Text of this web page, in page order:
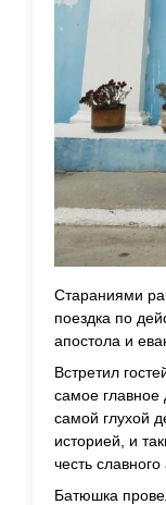
Стараниями
поездка по
апостола и
Встретил
самое
самой глухой
историей, и
честь
Батюшка